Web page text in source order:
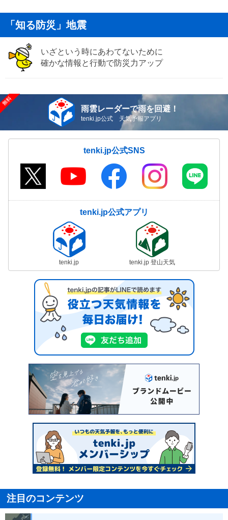
「知る防災」地震
いざという時にあわてないために
確かな情報と行動で防災力アップ
雨雲レーダーで雨を回避！
tenki.jp公式 天気予報アプリ
tenki.jp公式SNS
tenki.jp公式アプリ
tenki.jp tenki.jp 登山天気
注目のコンテンツ